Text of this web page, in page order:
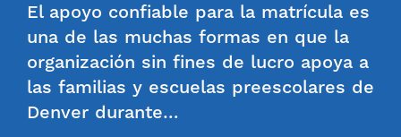
El apoyo confiable para la matrícula es
una de las muchas formas en que la
organización sin fines de lucro apoya a
las familias y escuelas preescolares de
Denver durante…